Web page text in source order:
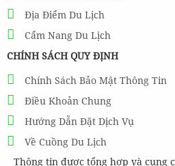
Địa Điểm Du Lịch
Cẩm Nang Du Lịch
CHÍNH SÁCH QUY ĐỊNH
Chính Sách Bảo Mật Thông Tin
Điều Khoản Chung
Hướng Dẫn Đặt Dịch Vụ
Về Cuồng Du Lịch
Thông tin được tổng hợp và cung